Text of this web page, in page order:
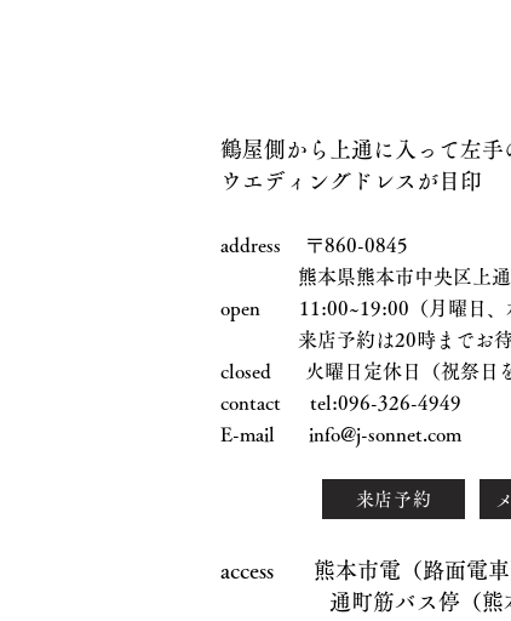
鶴屋側から上通に入って左手
ウエディングドレスが目印
address 〒860-0845
熊本県熊本市中央区上通町
open 11:00~19:00（月曜日、
来店予約は20時までお待
closed 火曜日定休日（祝祭日を
contact tel:096-326-4949
E-mail info@j-sonnet.com
来店予約
access 熊本市電（路面電車
通町筋バス停（熊本都